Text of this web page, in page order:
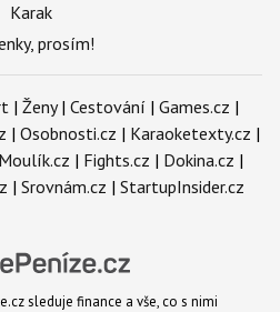
Karak
prosím!
| Ženy| Cestování | Games.cz |
| Osobnosti.cz | Karaoketexty.cz |
Moulík.cz | Fights.cz | Dokina.cz |
| Srovnám.cz | StartupInsider.cz
sleduje finance a vše, co s nimi